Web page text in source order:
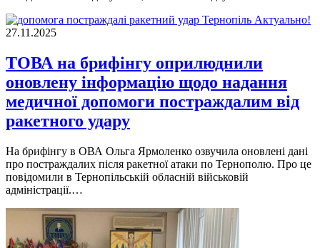
Актуально!
27.11.2025
ТОВА на брифінгу оприлюднили
оновлену інформацію щодо надання
медичної допомоги постраждалим від
ракетного удару
На брифінгу в ОВА Ольга Ярмоленко озвучила оновлені дані
про постраждалих після ракетної атаки по Тернополю. Про це
повідомили в Тернопільській обласній військовій
адміністрації.…